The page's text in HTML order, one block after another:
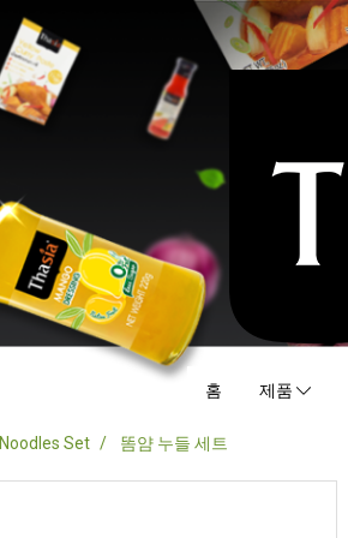
홈 제품
Noodles Set 똠얌 누들 세트